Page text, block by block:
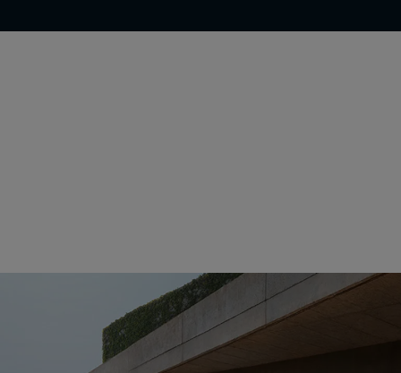
Kinderleicht parken.